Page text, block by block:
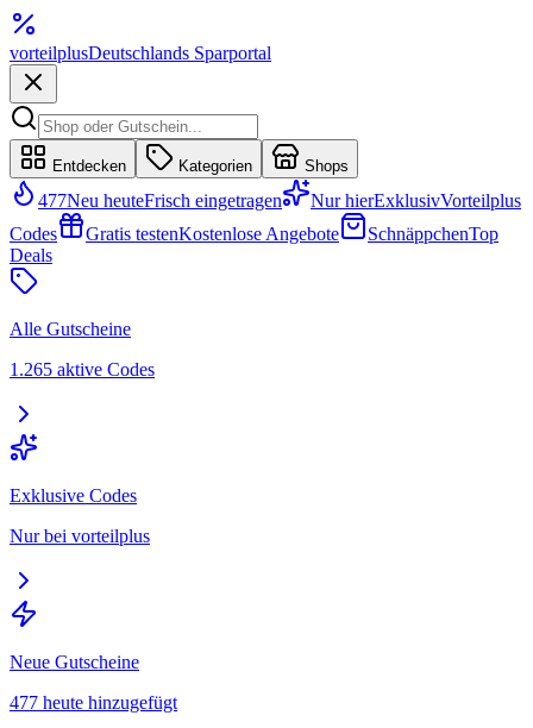
vorteilplusDeutschlands Sparportal
Entdecken Kategorien Shops
477Neu heuteFrisch eingetragen Nur hierExklusivVorteilplus
Codes
Gratis testenKostenlose Angebote SchnäppchenTop
Deals
Alle Gutscheine
1.265 aktive Codes
Exklusive Codes
Nur bei vorteilplus
Neue Gutscheine
477 heute hinzugefügt